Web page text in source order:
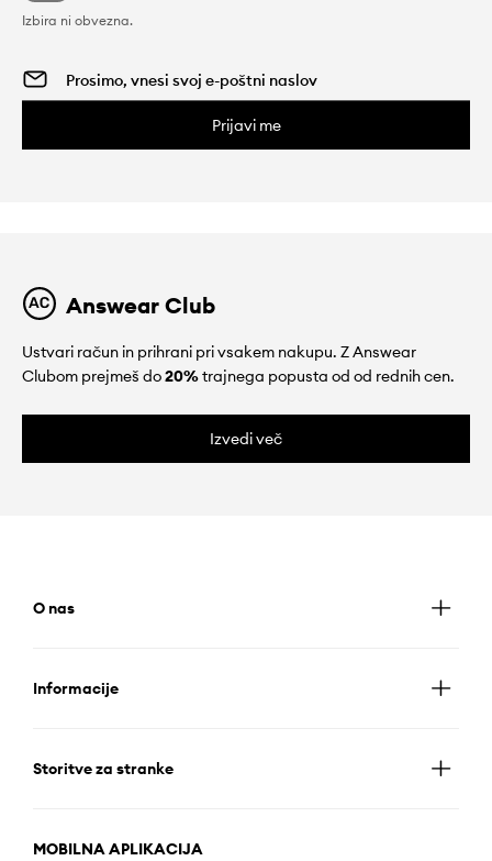
Izbira ni obvezna.
Prijavi me
Answear Club
Ustvari račun in prihrani pri vsakem nakupu. Z Answear
Clubom prejmeš do20%trajnega popusta od od rednih cen.
Izvedi več
O nas
Informacije
Storitve za stranke
MOBILNA APLIKACIJA